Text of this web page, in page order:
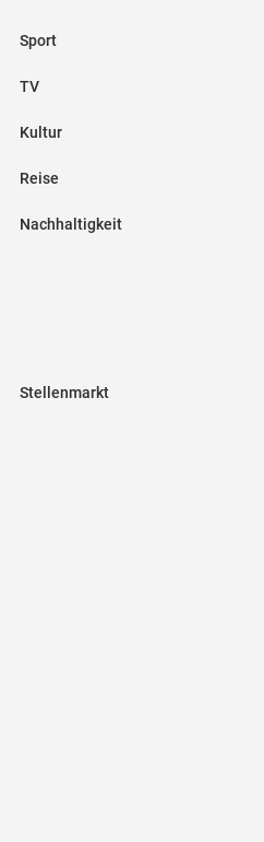
Sport
TV
Kultur
Reise
Nachhaltigkeit
Stellenmarkt